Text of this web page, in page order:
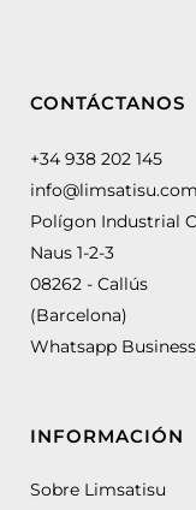
CONTÁCTANOS
+34 938 202 145
info@limsatisu.com
Polígon Industrial
Naus 1-2-3
08262 - Callús
(Barcelona)
Whatsapp
INFORMACIÓN
Sobre Limsatisu